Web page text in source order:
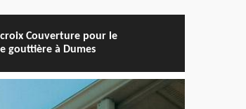
Couverture pour le
gouttière à Dumes